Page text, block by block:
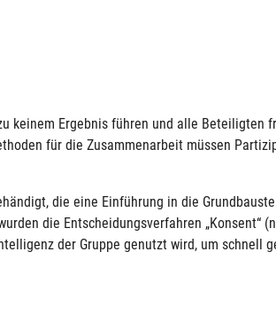
keinem Ergebnis führen und alle Beteiligten
für die Zusammenarbeit müssen
die eine Einführung in die
die Entscheidungsverfahren „Konsent“
der Gruppe genutzt wird, um schnell